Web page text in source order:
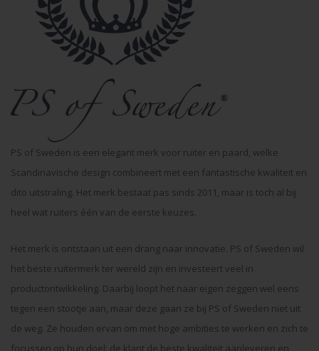
PS of Sweden is een elegant merk voor ruiter en paard, welke
Scandinavische design combineert met een fantastische kwaliteit en
dito uitstraling. Het merk bestaat pas sinds 2011, maar is toch al bij
heel wat ruiters één van de eerste keuzes.
Het merk is ontstaan uit een drang naar innovatie. PS of Sweden wil
het beste ruitermerk ter wereld zijn en investeert veel in
productontwikkeling. Daarbij loopt het naar eigen zeggen wel eens
tegen een stootje aan, maar deze gaan ze bij PS of Sweden niet uit
de weg. Ze houden ervan om met hoge ambities te werken en zich te
focussen op hun doel: de klant de beste kwaliteit aanleveren en